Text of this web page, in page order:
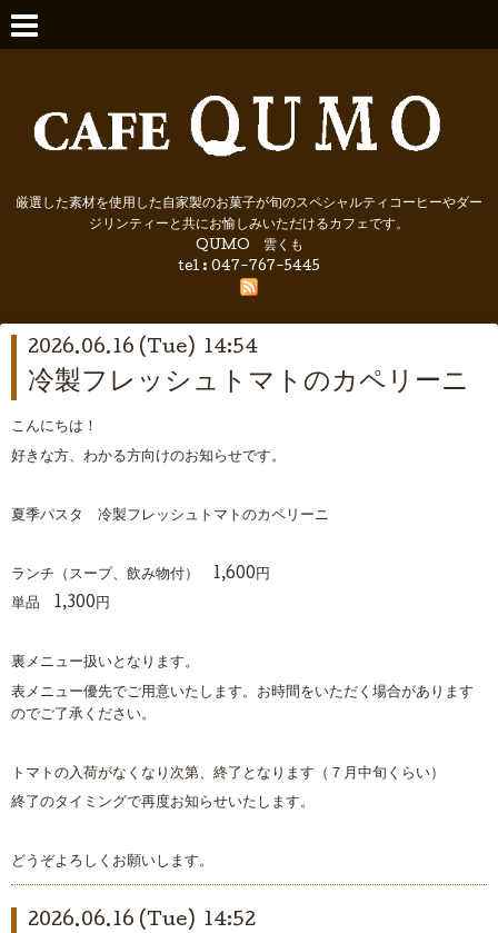
厳選した素材を使用した自家製のお菓子が旬のスペシャルティコーヒーやダー
ジリンティーと共にお愉しみいただけるカフェです。
QUMO 雲くも
tel : 047-767-5445
2026.06.16 (Tue) 14:54
冷製フレッシュトマトのカペリーニ
こんにちは！
好きな方、わかる方向けのお知らせです。
夏季パスタ 冷製フレッシュトマトのカペリーニ
ランチ（スープ、飲み物付） 1,600円
単品 1,300円
裏メニュー扱いとなります。
表メニュー優先でご用意いたします。お時間をいただく場合があります
のでご了承ください。
トマトの入荷がなくなり次第、終了となります（７月中旬くらい）
終了のタイミングで再度お知らせいたします。
どうぞよろしくお願いします。
2026.06.16 (Tue) 14:52